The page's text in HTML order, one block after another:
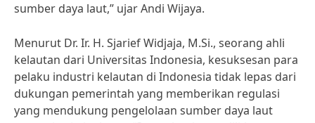
sumber daya laut,” ujar Andi Wijaya.
Menurut Dr. Ir. H. Sjarief Widjaja, M.Si., seorang ahli
kelautan dari Universitas Indonesia, kesuksesan para
pelaku industri kelautan di Indonesia tidak lepas dari
dukungan pemerintah yang memberikan regulasi
yang mendukung pengelolaan sumber daya laut